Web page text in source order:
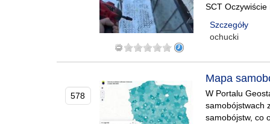
SCT Oczywiście
Szczegóły
ochucki
578
Mapa
W Portalu
samobójstwach
samobójstw, co